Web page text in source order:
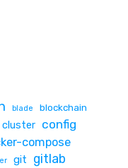
blade blockchain
cluster config
compose
git gitlab